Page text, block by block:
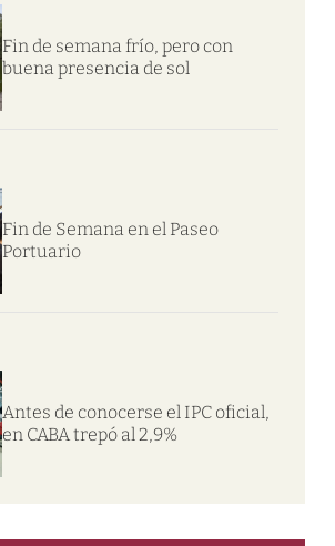
Fin de semana frío, pero con
buena presencia de sol
Fin de Semana en el Paseo
Portuario
Antes de conocerse el IPC oficial,
en CABA trepó al 2,9%